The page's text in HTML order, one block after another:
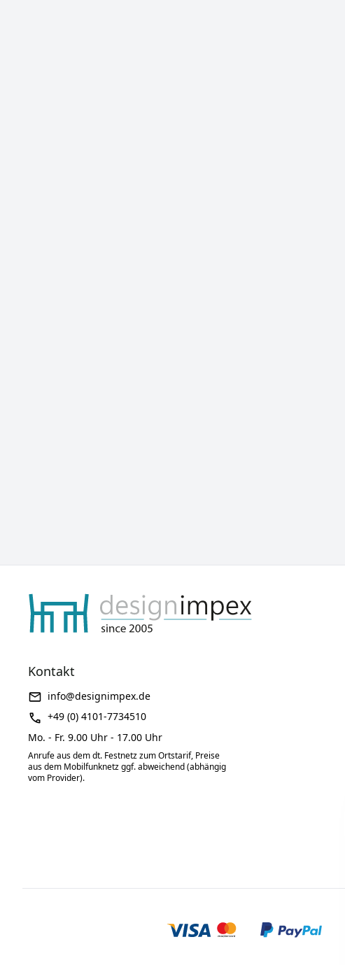
Kontakt
info@designimpex.de
+49 (0) 4101-7734510
Mo. - Fr. 9.00 Uhr - 17.00 Uhr
Anrufe aus dem dt. Festnetz zum Ortstarif, Preise
aus dem Mobilfunknetz ggf. abweichend (abhängig
vom Provider).